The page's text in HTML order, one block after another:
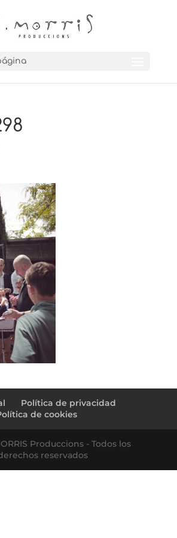
Política de privacidad
de cookies
Produccions - Todos los
reservados